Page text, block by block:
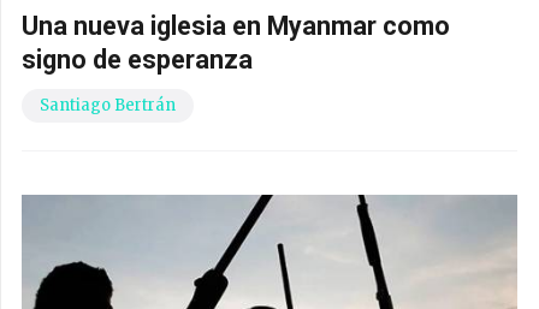
Una nueva iglesia en Myanmar como
signo de esperanza
Santiago Bertrán